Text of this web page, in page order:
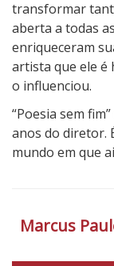
transformar
aberta a todas
enriqueceram
artista que ele é
o influenciou.
“Poesia sem
anos do diretor.
mundo em que
Marcus